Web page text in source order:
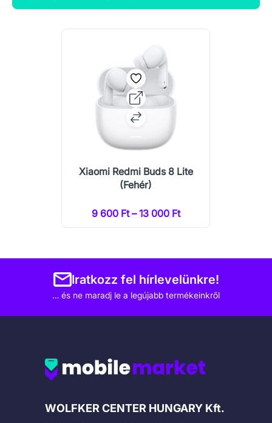
Xiaomi Redmi Buds 8 Lite
(Fehér)
9 600 Ft – 13 000 Ft
Iratkozz fel hírlevelünkre!
… és ne maradj le a legújabb termékeinkről
Cégadatok
WOLFKER CENTER HUNGARY Kft.